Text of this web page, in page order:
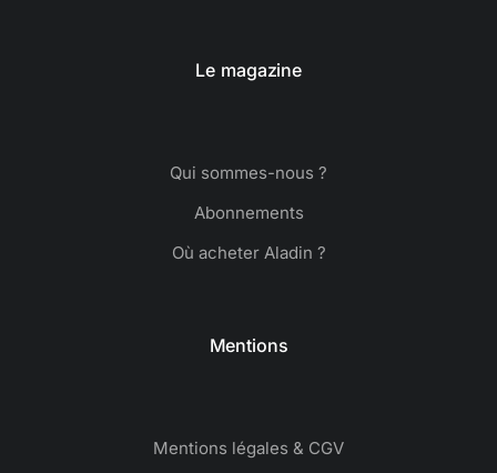
Le magazine
Qui sommes-nous ?
Abonnements
Où acheter Aladin ?
Mentions
Mentions légales & CGV